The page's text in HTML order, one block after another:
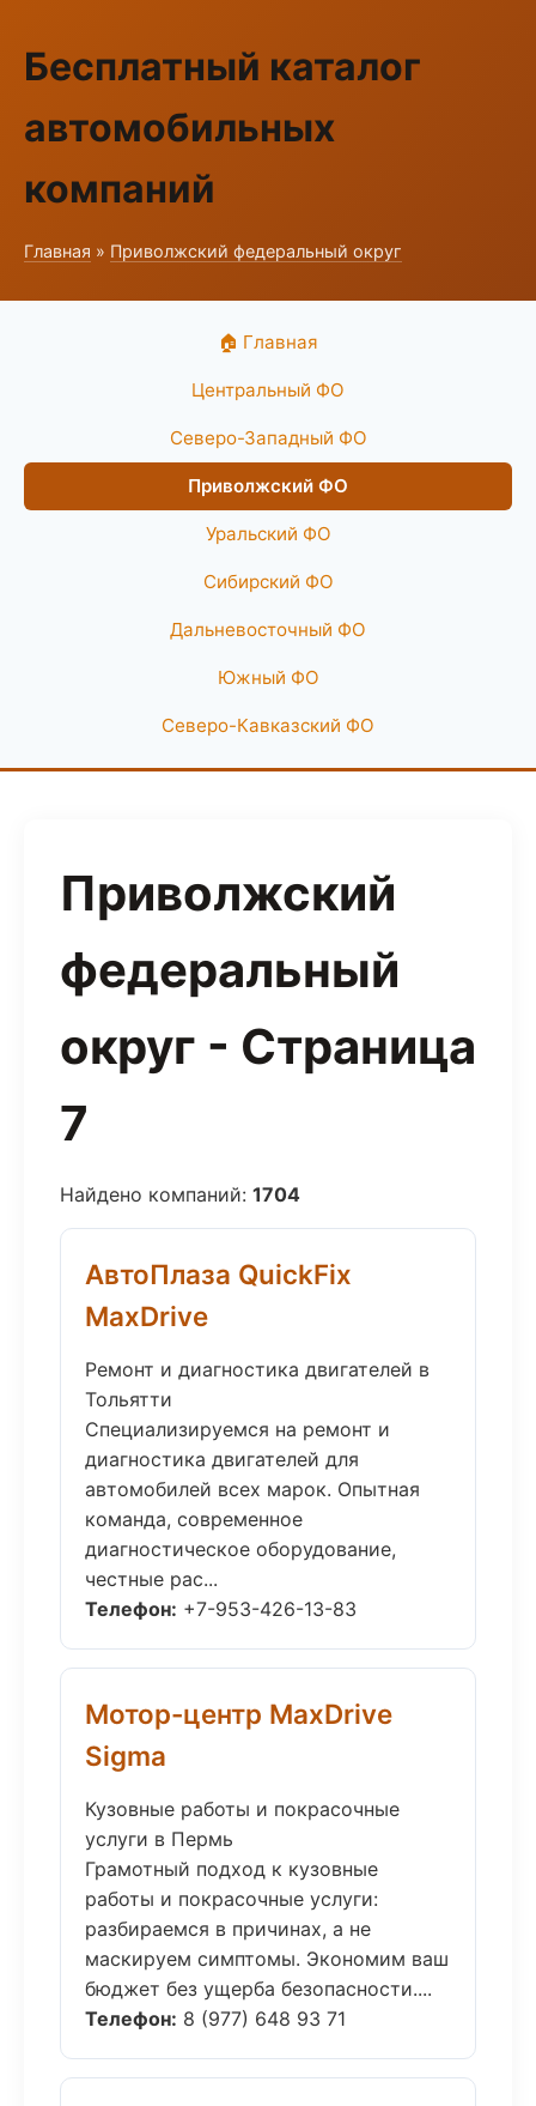
Бесплатный каталог
автомобильных
компаний
Главная » Приволжский федеральный округ
🏠 Главная
Центральный ФО
Северо-Западный ФО
Приволжский ФО
Уральский ФО
Сибирский ФО
Дальневосточный ФО
Южный ФО
Северо-Кавказский ФО
Приволжский
федеральный
округ - Страница
7
Найдено компаний: 1704
АвтоПлаза QuickFix
MaxDrive
Ремонт и диагностика двигателей в
Тольятти
Специализируемся на ремонт и
диагностика двигателей для
автомобилей всех марок. Опытная
команда, современное
диагностическое оборудование,
честные рас...
Телефон: +7-953-426-13-83
Мотор-центр MaxDrive
Sigma
Кузовные работы и покрасочные
услуги в Пермь
Грамотный подход к кузовные
работы и покрасочные услуги:
разбираемся в причинах, а не
маскируем симптомы. Экономим ваш
бюджет без ущерба безопасности....
Телефон: 8 (977) 648 93 71